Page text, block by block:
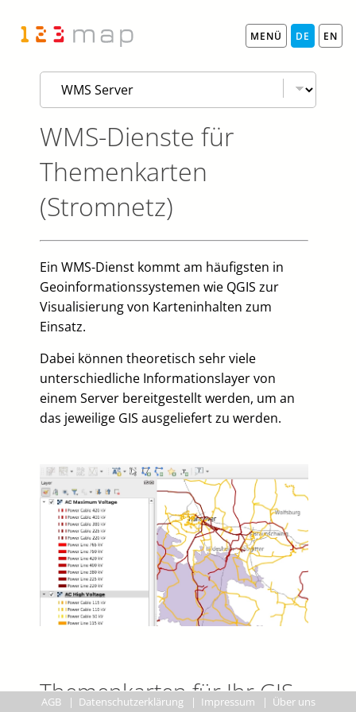
MENÜ DE EN
WMS-Dienste für
Themenkarten
(Stromnetz)
Ein WMS-Dienst kommt am häufigsten in
Geoinformationssystemen wie QGIS zur
Visualisierung von Karteninhalten zum
Einsatz.
Dabei können theoretisch sehr viele
unterschiedliche Informationslayer von
einem Server bereitgestellt werden, um an
das jeweilige GIS ausgeliefert zu werden.
Themenkarten für Ihr GIS
AGB | Datenschutzerklärung | Impressum | Über uns